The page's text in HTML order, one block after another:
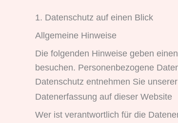
1. Datenschutz auf einen Blick
Allgemeine Hinweise
Die folgenden Hinweise geben
besuchen. Personenbezogene
Datenschutz entnehmen Sie
Datenerfassung auf dieser Website
Wer ist verantwortlich für die